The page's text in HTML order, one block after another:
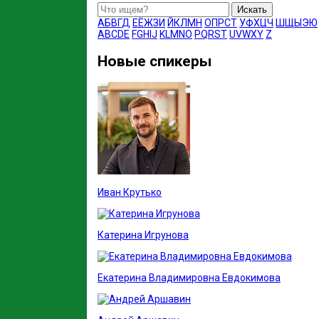
Искать
АБВГД ЕЁЖЗИ Й КЛ М Н ОП РСТ УФХЦЧ Ш ЩЫ ЭЮ
ABCDE FGH J KLM NO PQRSTUVWXY Z
Новые спикеры
Иван Крутько
Катерина Игрунова
Екатерина Владимировна Евдокимова